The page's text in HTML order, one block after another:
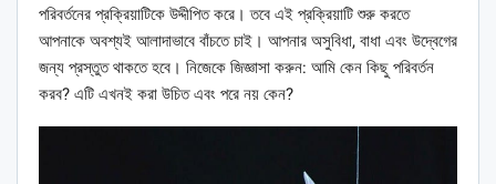
পরিবর্তনের প্রক্রিয়াটিকে উদ্দীপিত করে। তবে এই প্রক্রিয়াটি শুরু করতে
আপনাকে অবশ্যই আলাদাভাবে বাঁচতে চাই। আপনার অসুবিধা, বাধা এবং উদ্বেগের
জন্য প্রস্তুত থাকতে হবে। নিজেকে জিজ্ঞাসা করুন: আমি কেন কিছু পরিবর্তন
করব? এটি এখনই করা উচিত এবং পরে নয় কেন?